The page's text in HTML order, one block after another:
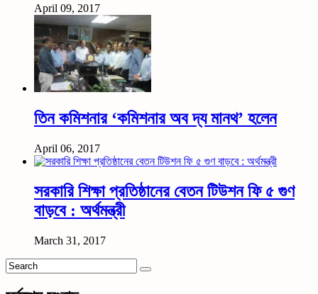
April 09, 2017
তিন কমিশনার ‘কমিশনার অব দ্য মানথ’ হলেন
April 06, 2017
সরকারি শিক্ষা প্রতিষ্ঠানের বেতন টিউশন ফি ৫ গুণ
বাড়বে : অর্থমন্ত্রী
March 31, 2017